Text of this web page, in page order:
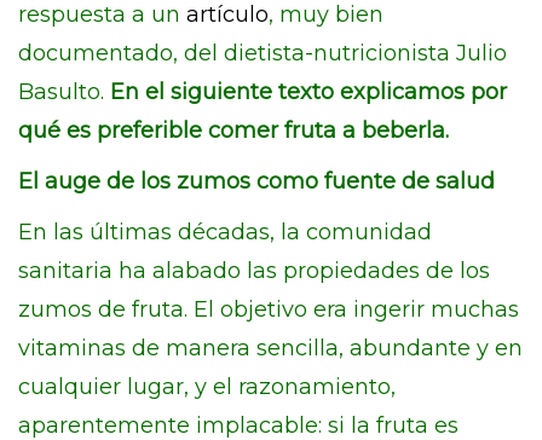
respuesta a un artículo, muy bien
documentado, del dietista-nutricionista Julio
Basulto. En el siguiente texto explicamos por
qué es preferible comer fruta a beberla.
El auge de los zumos como fuente de salud
En las últimas décadas, la comunidad
sanitaria ha alabado las propiedades de los
zumos de fruta. El objetivo era ingerir muchas
vitaminas de manera sencilla, abundante y en
cualquier lugar, y el razonamiento,
aparentemente implacable: si la fruta es